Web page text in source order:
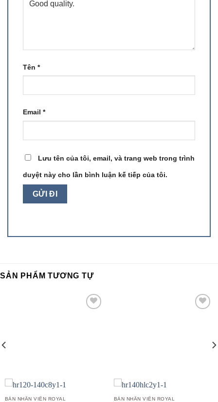
Tên *
Email *
Lưu tên của tôi, email, và trang web trong trình
duyệt này cho lần bình luận kế tiếp của tôi.
SẢN PHẨM TƯƠNG TỰ
BÀN NHÂN VIÊN ROYAL BÀN NHÂN VIÊN ROYAL